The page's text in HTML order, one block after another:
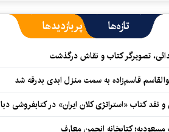
تازه‌ها پربازدیدها
تصویرگر کتاب و نقاش درگذشت
قاسم‌زاده به سمت منزل ابدی بدرقه شد
نقد کتاب «استراتژی کلان ایران» در کتابفروشی دبا
کتابخانه انجمن معارف